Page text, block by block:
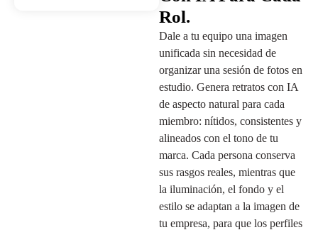
Rol.
Dale a tu equipo una imagen
unificada sin necesidad de
organizar una sesión de fotos en
estudio. Genera retratos con IA
de aspecto natural para cada
miembro: nítidos, consistentes y
alineados con el tono de tu
marca. Cada persona conserva
sus rasgos reales, mientras que
la iluminación, el fondo y el
estilo se adaptan a la imagen de
tu empresa, para que los perfiles